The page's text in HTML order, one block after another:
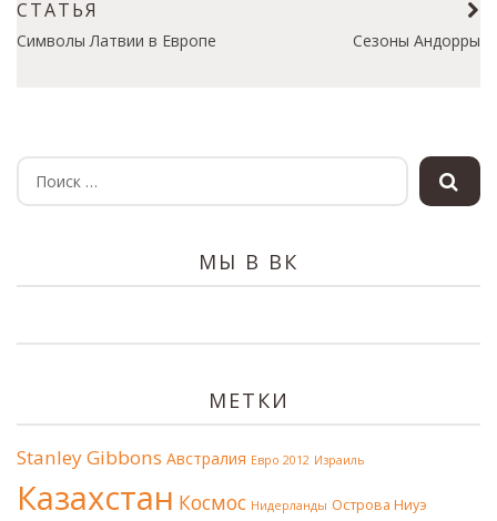
СТАТЬЯ
Символы Латвии в Европе Сезоны Андорры
МЫ В ВК
МЕТКИ
Stanley Gibbons Австралия Евро 2012 Израиль
Казахстан Космос Нидерланды Острова Ниуэ